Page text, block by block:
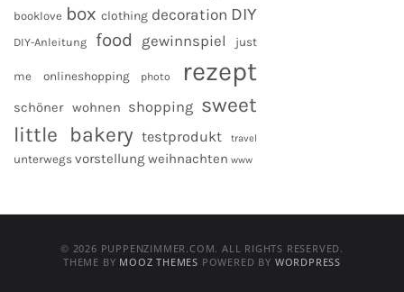
booklove box clothing decoration DIY
DIY-Anleitung food gewinnspiel just
me onlineshopping photo rezept
schöner wohnen shopping sweet
little bakery testprodukt travel
unterwegs vorstellung weihnachten www
© 2026 PUPPENZIMMER.COM. ALL RIGHTS RESERVED.
THEME BY MOOZ THEMES POWERED BY WORDPRESS